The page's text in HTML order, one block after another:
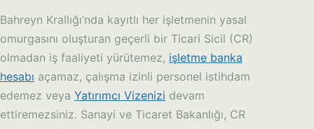
Bahreyn Krallığı’nda kayıtlı her işletmenin yasal
omurgasını oluşturan geçerli bir Ticari Sicil (CR)
olmadan iş faaliyeti yürütemez, işletme banka
hesabı açamaz, çalışma izinli personel istihdam
edemez veya Yatırımcı Vizenizi devam
ettiremezsiniz. Sanayi ve Ticaret Bakanlığı, CR